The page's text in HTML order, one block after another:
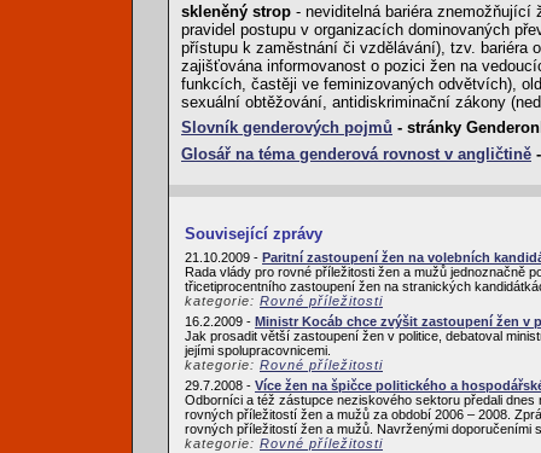
skleněný strop - neviditelná bariéra
pravidel postupu v organizacích dominovaných
přístupu k zaměstnání či vzdělávání), tzv. bariéra
zajišťována informovanost o pozici žen na
funkcích, častěji ve feminizovaných odvětvích),
sexuální obtěžování, antidiskriminační zákony
Slovník genderových pojmů - stránky
Glosář na téma genderová rovnost v angličtině
Související zprávy
21.10.2009 - Paritní zastoupení žen na volebních
Rada vlády pro rovné příležitosti žen a mužů jednoznačně
třicetiprocentního zastoupení žen na stranických
kategorie: Rovné příležitosti
16.2.2009 - Ministr Kocáb chce zvýšit zastoupení žen v
Jak prosadit větší zastoupení žen v politice, debatoval
jejími spolupracovnicemi.
kategorie: Rovné příležitosti
29.7.2008 - Více žen na špičce politického a
Odborníci a též zástupce neziskového sektoru předali
rovných příležitostí žen a mužů za období 2006 – 2008.
rovných příležitostí žen a mužů. Navrženými doporučeními
kategorie: Rovné příležitosti